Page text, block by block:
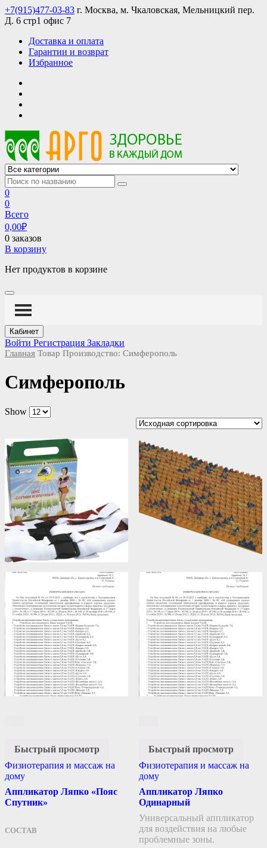
Skip
to
+7(915)477-03-83 г. Москва, м. Чкаловская, Мельницкий пер.
Д. 6 стр1 офис 7
Доставка и оплата
Гарантии и возврат
Избранное
АРГО интернет магазин, доставка в Москве и по всей России
АРГО каталог каталог продукции, официальные цены
0
0
Всего
0,00₽
0 заказов
В корзину
Нет продуктов в корзине
Кабинет
Войти Регистрация Закладки
Главная Товар Производство: Симферополь
Симферополь
Show
Быстрый просмотр
Физиотерапия и массаж на
дому
Аппликатор Ляпко «Пояс
Спутник»
СОСТАВ
Быстрый просмотр
Физиотерапия и массаж на
дому
Аппликатор Ляпко
Одинарный
Универсальный аппликатор
для воздействия на любые
проблемные зоны.